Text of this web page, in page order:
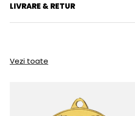
LIVRARE & RETUR
Vezi toate